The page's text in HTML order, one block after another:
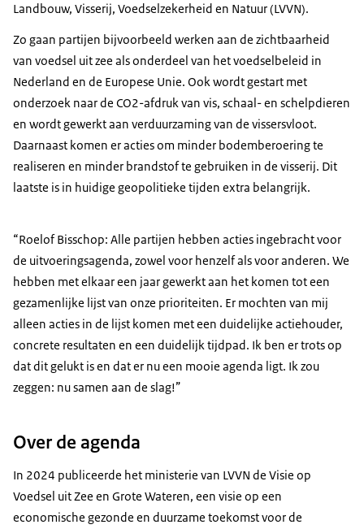
Landbouw, Visserij, Voedselzekerheid en Natuur (LVVN).
Zo gaan partijen bijvoorbeeld werken aan de zichtbaarheid
van voedsel uit zee als onderdeel van het voedselbeleid in
Nederland en de Europese Unie. Ook wordt gestart met
onderzoek naar de CO2-afdruk van vis, schaal- en schelpdieren
en wordt gewerkt aan verduurzaming van de vissersvloot.
Daarnaast komen er acties om minder bodemberoering te
realiseren en minder brandstof te gebruiken in de visserij. Dit
laatste is in huidige geopolitieke tijden extra belangrijk.
“Roelof Bisschop: Alle partijen hebben acties ingebracht voor
de uitvoeringsagenda, zowel voor henzelf als voor anderen. We
hebben met elkaar een jaar gewerkt aan het komen tot een
gezamenlijke lijst van onze prioriteiten. Er mochten van mij
alleen acties in de lijst komen met een duidelijke actiehouder,
concrete resultaten en een duidelijk tijdpad. Ik ben er trots op
dat dit gelukt is en dat er nu een mooie agenda ligt. Ik zou
zeggen: nu samen aan de slag!”
Over de agenda
In 2024 publiceerde het ministerie van LVVN de Visie op
Voedsel uit Zee en Grote Wateren, een visie op een
economische gezonde en duurzame toekomst voor de